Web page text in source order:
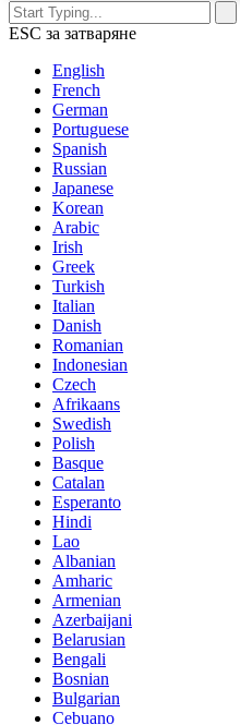
ESC за затваряне
English
French
German
Portuguese
Spanish
Russian
Japanese
Korean
Arabic
Irish
Greek
Turkish
Italian
Danish
Romanian
Indonesian
Czech
Afrikaans
Swedish
Polish
Basque
Catalan
Esperanto
Hindi
Lao
Albanian
Amharic
Armenian
Azerbaijani
Belarusian
Bengali
Bosnian
Bulgarian
Cebuano